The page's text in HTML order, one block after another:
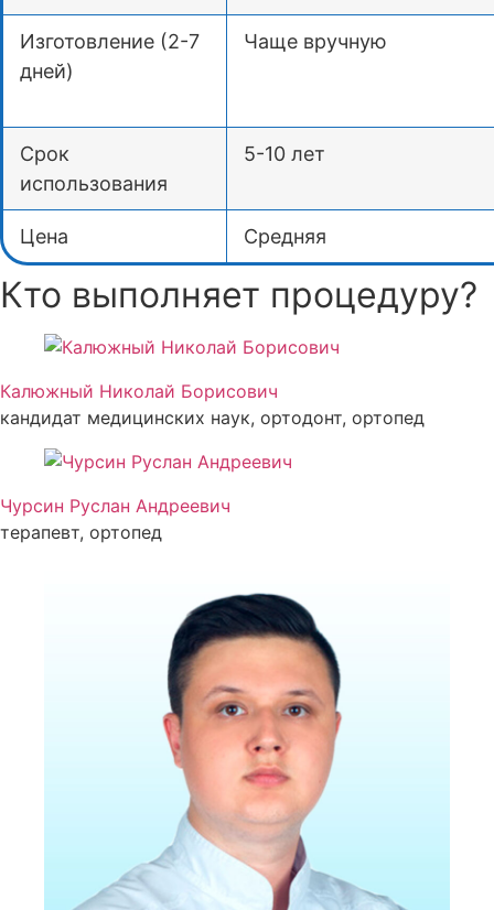
Изготовление (2-7
дней)
Чаще вручную
Срок
использования
5-10 лет
Цена Средняя
Кто выполняет процедуру?
Калюжный Николай Борисович
кандидат медицинских наук, ортодонт, ортопед
Чурсин Руслан Андреевич
терапевт, ортопед